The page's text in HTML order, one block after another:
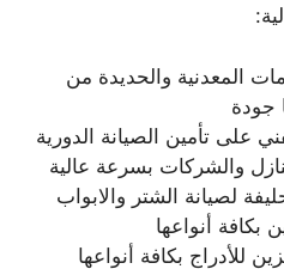
المعدنية والحديدة من
جودة
على تأمين الصيانة الدورية
والشركات بسرعة عالية
لصيانة الشتر والابواب
بكافة أنواعها
للأدراج بكافة أنواعها